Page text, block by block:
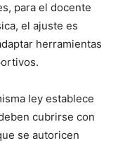
para el docente
el ajuste es
herramientas
ley establece
cubrirse con
se autoricen